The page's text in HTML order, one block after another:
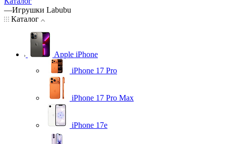
—Игрушки Labubu
Каталог
Apple iPhone
iPhone 17 Pro
iPhone 17 Pro Max
iPhone 17e